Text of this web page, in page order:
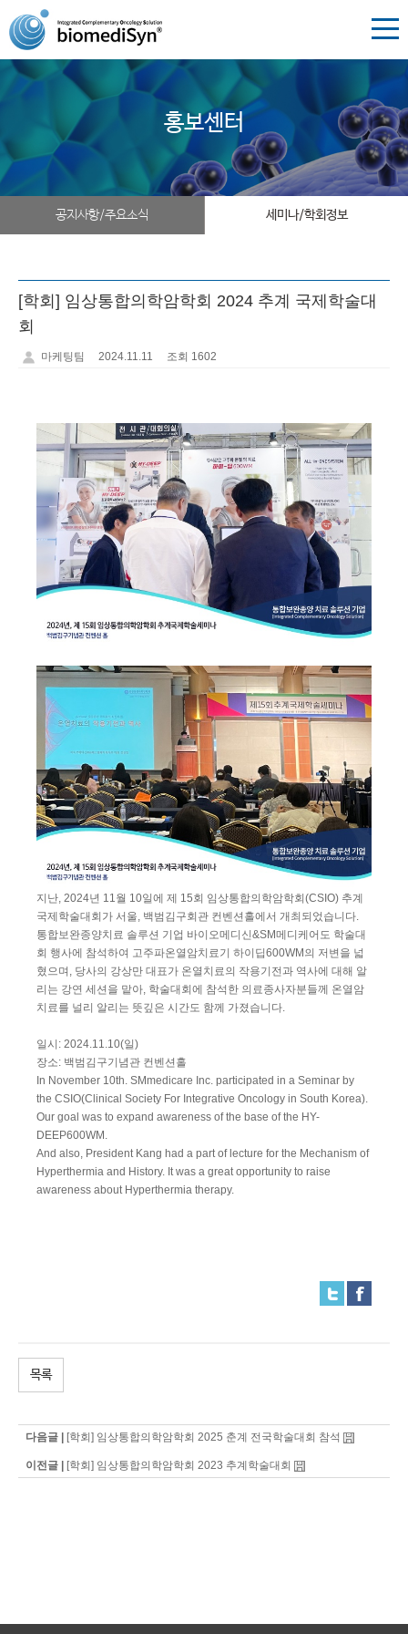
홍보센터
공지사항/주요소식 세미나/학회정보
[학회] 임상통합의학암학회 2024 추계 국제학술대
회
마케팅팀 2024.11.11 조회 1602
지난, 2024년 11월 10일에 제 15회 임상통합의학암학회(CSIO) 추계
국제학술대회가 서울, 백범김구회관 컨벤션홀에서 개최되었습니다.
통합보완종양치료 솔루션 기업 바이오메디신&SM메디케어도 학술대
회 행사에 참석하여 고주파온열암치료기 하이딥600WM의 저변을 넓
혔으며, 당사의 강상만 대표가 온열치료의 작용기전과 역사에 대해 알
리는 강연 세션을 맡아, 학술대회에 참석한 의료종사자분들께 온열암
치료를 널리 알리는 뜻깊은 시간도 함께 가졌습니다.
일시: 2024.11.10(일)
장소: 백범김구기념관 컨벤션홀
In November 10th. SMmedicare Inc. participated in a Seminar by
the CSIO(Clinical Society For Integrative Oncology in South Korea).
Our goal was to expand awareness of the base of the HY-
DEEP600WM.
And also, President Kang had a part of lecture for the Mechanism of
Hyperthermia and History. It was a great opportunity to raise
awareness about Hyperthermia therapy.
목록
다음글 | [학회] 임상통합의학암학회 2025 춘계 전국학술대회 참석
이전글 | [학회] 임상통합의학암학회 2023 추계학술대회